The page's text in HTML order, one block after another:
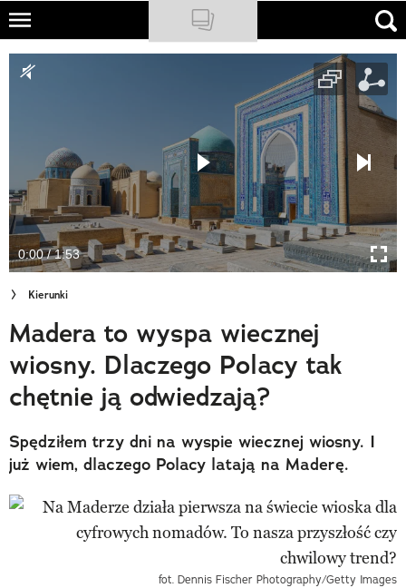
Skip
main
NATIONAL GEOGRAPHIC
Sklep
Newsletter
Cuda Polski
Wielki Konkurs Fotograficzny
Trendbook Podróżniczy
Polecane
0:00 / 1:53
Kierunki
Madera to wyspa wiecznej
wiosny. Dlaczego Polacy tak
chętnie ją odwiedzają?
Spędziłem trzy dni na wyspie wiecznej wiosny. I
już wiem, dlaczego Polacy latają na Maderę.
fot. Dennis Fischer Photography/Getty Images